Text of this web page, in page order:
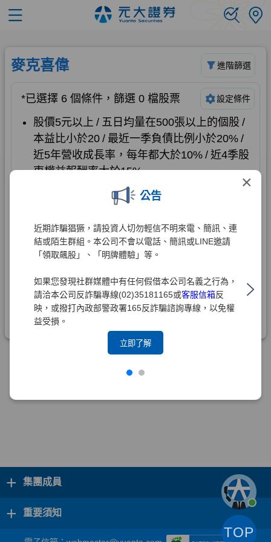
×
公告
近期詐騙猖獗，請投資人切勿輕信不明來電、簡訊、連
結或陌生群組。本公司不會以電話、簡訊或LINE邀請
「領取飆股」、「明牌體驗」等。
如果您發現社群媒體中有任何假借本公司名義之行為，
請洽本公司反詐騙專線(02)35181165或客服信箱反
映，或撥打內政部警政署165反詐騙諮詢專線，以免權
益受損。
立即了解
+ 集團成員
+ 重要須知
TOP